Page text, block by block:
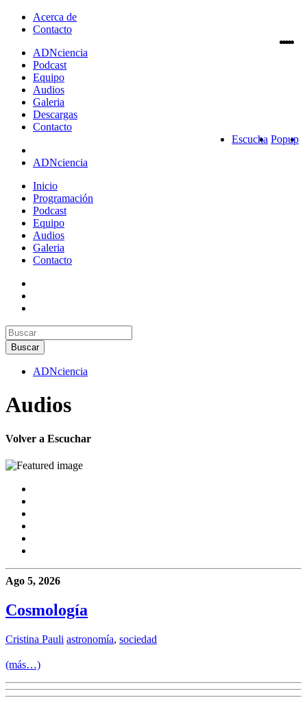
Acerca de
Contacto
ADNciencia
Podcast
Equipo
Audios
Galeria
Descargas
Contacto
Popup
Escucha
ADNciencia
Inicio
Programación
Podcast
Equipo
Audios
Galeria
Contacto
ADNciencia
Audios
Volver a Escuchar
Ago 5, 2026
Cosmología
Cristina Pauli astronomía, sociedad
(más…)